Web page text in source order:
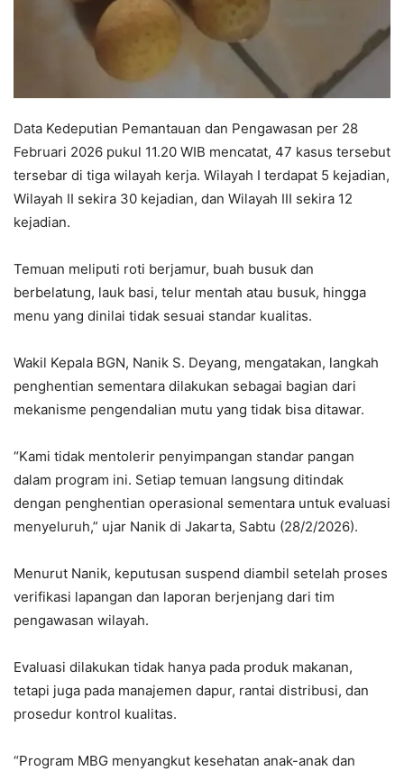
Data Kedeputian Pemantauan dan Pengawasan per 28
Februari 2026 pukul 11.20 WIB mencatat, 47 kasus tersebut
tersebar di tiga wilayah kerja. Wilayah I terdapat 5 kejadian,
Wilayah II sekira 30 kejadian, dan Wilayah III sekira 12
kejadian.
Temuan meliputi roti berjamur, buah busuk dan
berbelatung, lauk basi, telur mentah atau busuk, hingga
menu yang dinilai tidak sesuai standar kualitas.
Wakil Kepala BGN, Nanik S. Deyang, mengatakan, langkah
penghentian sementara dilakukan sebagai bagian dari
mekanisme pengendalian mutu yang tidak bisa ditawar.
“Kami tidak mentolerir penyimpangan standar pangan
dalam program ini. Setiap temuan langsung ditindak
dengan penghentian operasional sementara untuk evaluasi
menyeluruh,” ujar Nanik di Jakarta, Sabtu (28/2/2026).
Menurut Nanik, keputusan suspend diambil setelah proses
verifikasi lapangan dan laporan berjenjang dari tim
pengawasan wilayah.
Evaluasi dilakukan tidak hanya pada produk makanan,
tetapi juga pada manajemen dapur, rantai distribusi, dan
prosedur kontrol kualitas.
“Program MBG menyangkut kesehatan anak-anak dan